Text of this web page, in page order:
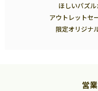
ほしいパズ
アウトレットセ
限定オリジナ
営